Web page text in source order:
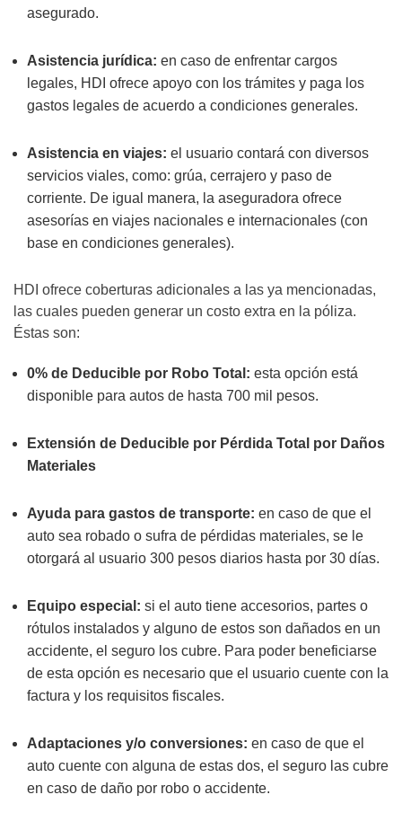
asegurado.
Asistencia jurídica: en caso de enfrentar cargos
legales, HDI ofrece apoyo con los trámites y paga los
gastos legales de acuerdo a condiciones generales.
Asistencia en viajes: el usuario contará con diversos
servicios viales, como: grúa, cerrajero y paso de
corriente. De igual manera, la aseguradora ofrece
asesorías en viajes nacionales e internacionales (con
base en condiciones generales).
HDI ofrece coberturas adicionales a las ya mencionadas,
las cuales pueden generar un costo extra en la póliza.
Éstas son:
0% de Deducible por Robo Total: esta opción está
disponible para autos de hasta 700 mil pesos.
Extensión de Deducible por Pérdida Total por Daños
Materiales
Ayuda para gastos de transporte: en caso de que el
auto sea robado o sufra de pérdidas materiales, se le
otorgará al usuario 300 pesos diarios hasta por 30 días.
Equipo especial: si el auto tiene accesorios, partes o
rótulos instalados y alguno de estos son dañados en un
accidente, el seguro los cubre. Para poder beneficiarse
de esta opción es necesario que el usuario cuente con la
factura y los requisitos fiscales.
Adaptaciones y/o conversiones: en caso de que el
auto cuente con alguna de estas dos, el seguro las cubre
en caso de daño por robo o accidente.